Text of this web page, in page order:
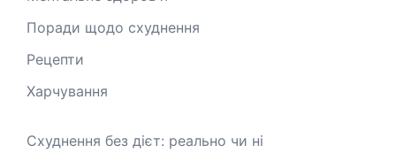
Поради щодо схуднення
Рецепти
Харчування
Схуднення без дієт: реально чи ні